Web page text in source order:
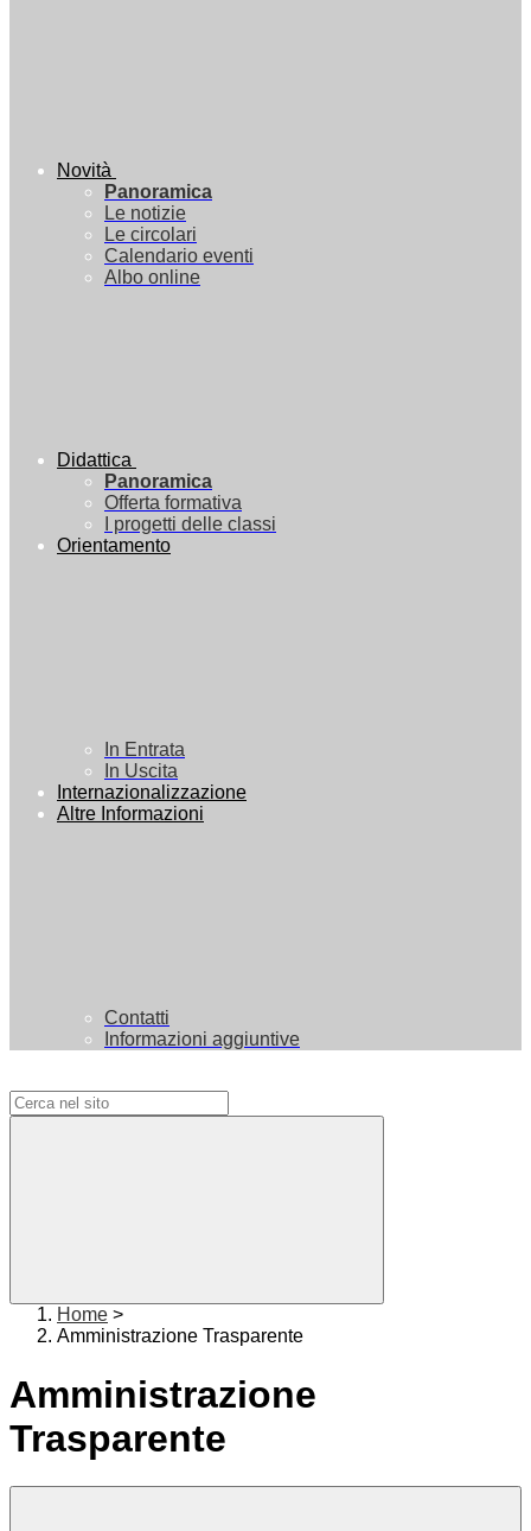
Novità
Panoramica
Le notizie
Le circolari
Calendario eventi
Albo online
Didattica
Panoramica
Offerta formativa
I progetti delle classi
Orientamento
In Entrata
In Uscita
Internazionalizzazione
Altre Informazioni
Contatti
Informazioni aggiuntive
Home >
Amministrazione Trasparente
Amministrazione
Trasparente